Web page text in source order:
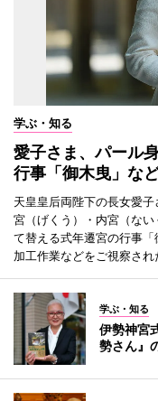
学ぶ・知る
愛子さま、パール
行事「御木曳」な
天皇皇后両陛下の長女愛
宮（げくう）・内宮（な
て替える式年遷宮の行事
加工作業などをご視察され
学ぶ・知る
伊勢神宮
勢さん』